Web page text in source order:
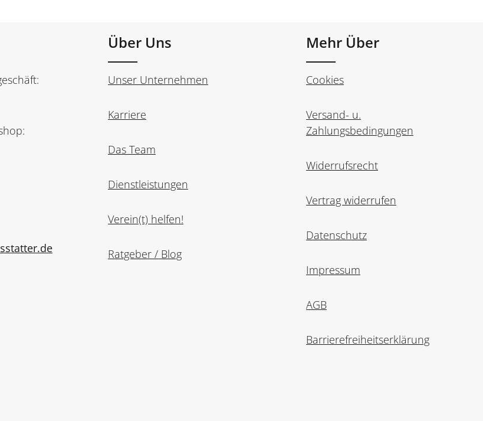
Über Uns
Unser Unternehmen
Karriere
Das Team
Dienstleistungen
Verein(t) helfen!
Ratgeber / Blog
Mehr Über
Cookies
Versand- u.
Zahlungsbedingungen
Widerrufsrecht
Vertrag widerrufen
Datenschutz
Impressum
AGB
Barrierefreiheitserklärung